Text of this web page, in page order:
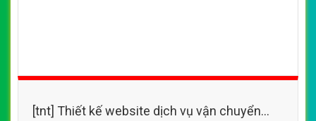
[tnt] Thiết kế website dịch vụ vận chuyển